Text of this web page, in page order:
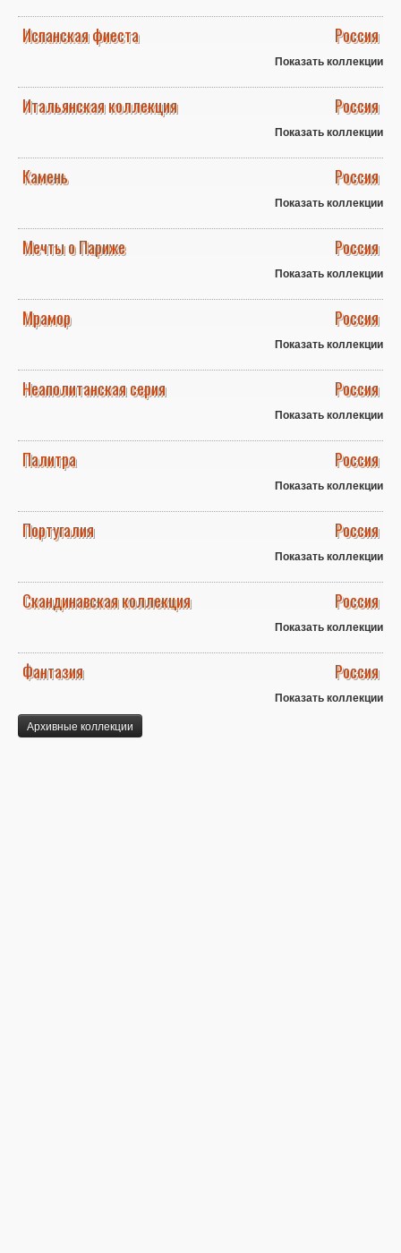
Испанская фиеста Россия
Показать коллекции
Итальянская коллекция Россия
Показать коллекции
Камень Россия
Показать коллекции
Мечты о Париже Россия
Показать коллекции
Мрамор Россия
Показать коллекции
Неаполитанская серия Россия
Показать коллекции
Палитра Россия
Показать коллекции
Португалия Россия
Показать коллекции
Скандинавская коллекция Россия
Показать коллекции
Фантазия Россия
Показать коллекции
Архивные коллекции